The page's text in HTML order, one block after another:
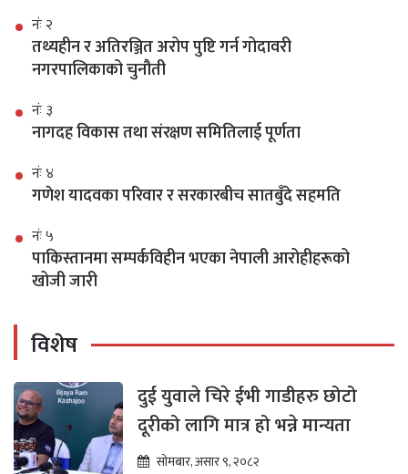
नंः २
तथ्यहीन र अतिरञ्जित अरोप पुष्टि गर्न गोदावरी
नगरपालिकाको चुनौती
नंः ३
नागदह विकास तथा संरक्षण समितिलाई पूर्णता
नंः ४
गणेश यादवका परिवार र सरकारबीच सातबुँदे सहमति
नंः ५
पाकिस्तानमा सम्पर्कविहीन भएका नेपाली आरोहीहरूको
खोजी जारी
विशेष
दुई युवाले चिरे ईभी गाडीहरु छोटो
दूरीको लागि मात्र हो भन्ने मान्यता
सोमबार, असार ९, २०८२